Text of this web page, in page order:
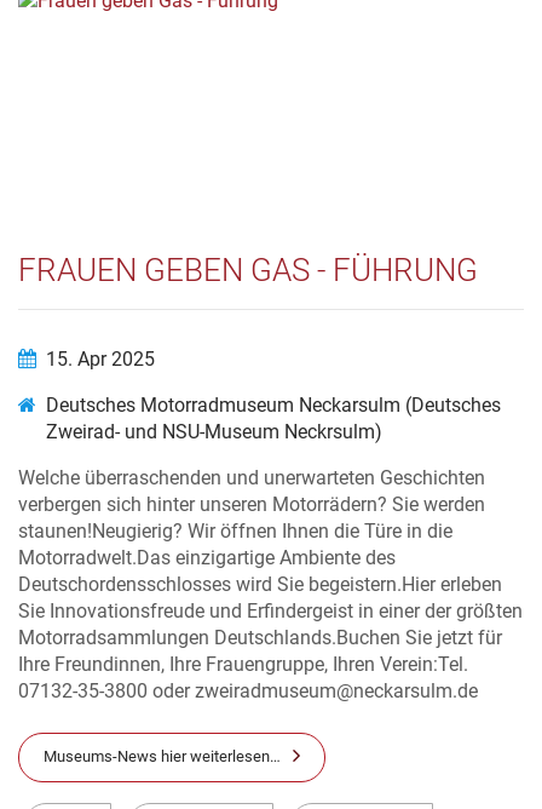
FRAUEN GEBEN GAS - FÜHRUNG
15. Apr 2025
Deutsches Motorradmuseum Neckarsulm (Deutsches
Zweirad- und NSU-Museum Neckrsulm)
Welche überraschenden und unerwarteten Geschichten
verbergen sich hinter unseren Motorrädern? Sie werden
staunen!Neugierig? Wir öffnen Ihnen die Türe in die
Motorradwelt.Das einzigartige Ambiente des
Deutschordensschlosses wird Sie begeistern.Hier erleben
Sie Innovationsfreude und Erfindergeist in einer der größten
Motorradsammlungen Deutschlands.Buchen Sie jetzt für
Ihre Freundinnen, Ihre Frauengruppe, Ihren Verein:Tel.
07132-35-3800 oder zweiradmuseum@neckarsulm.de
Museums-News hier weiterlesen…